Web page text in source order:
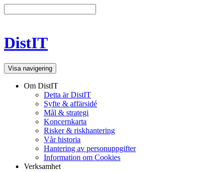
DistIT
Visa navigering
Om DistIT
Detta är DistIT
Syfte & affärsidé
Mål & strategi
Koncernkarta
Risker & riskhantering
Vår historia
Hantering av personuppgifter
Information om Cookies
Verksamhet